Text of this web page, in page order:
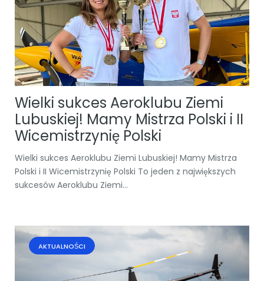
Wielki sukces Aeroklubu Ziemi
Lubuskiej! Mamy Mistrza Polski i II
Wicemistrzynię Polski
Wielki sukces Aeroklubu Ziemi Lubuskiej! Mamy Mistrza
Polski i II Wicemistrzynię Polski To jeden z największych
sukcesów Aeroklubu Ziemi...
AKTUALNOŚCI